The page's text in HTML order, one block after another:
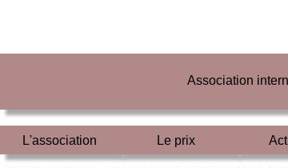
Association
L'association Le prix